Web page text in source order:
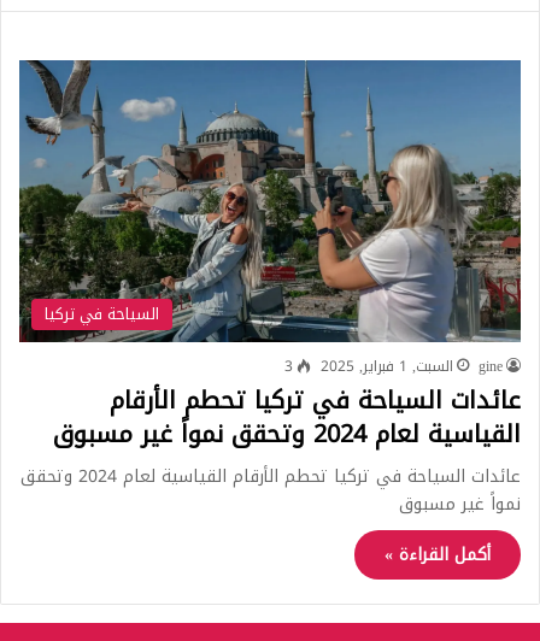
السياحة في تركيا
gine السبت, 1 فبراير, 2025 3
عائدات السياحة في تركيا تحطم الأرقام
القياسية لعام 2024 وتحقق نمواً غير مسبوق
عائدات السياحة في تركيا تحطم الأرقام القياسية لعام 2024 وتحقق
نمواً غير مسبوق
أكمل القراءة »